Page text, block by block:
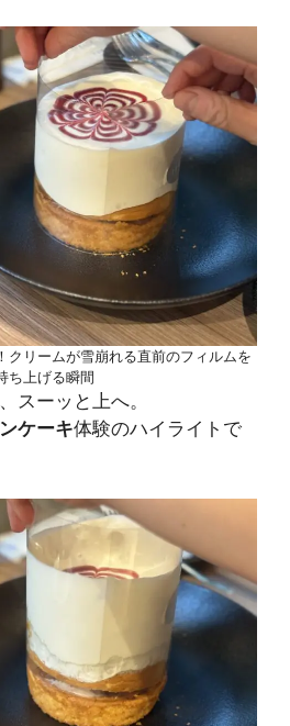
クリームが雪崩れる直前のフィルムを
ち上げる瞬間
スーッと上へ。
ケーキ体験のハイライトで